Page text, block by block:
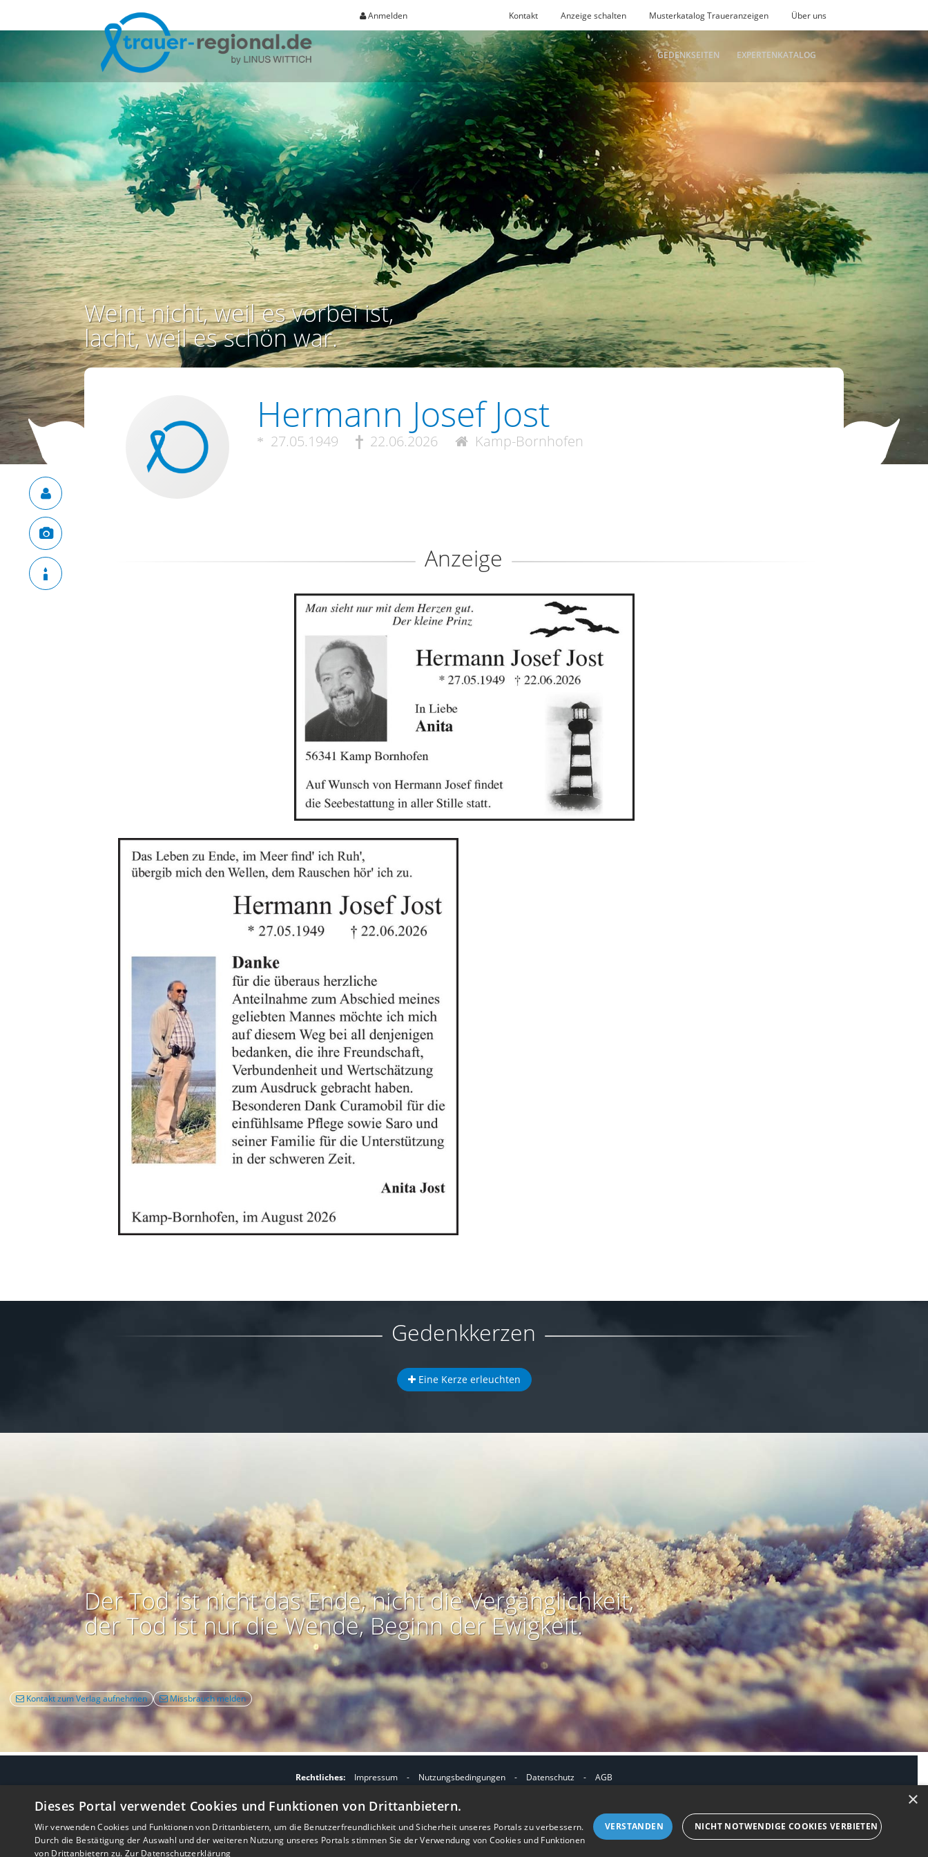
Anmelden Kontakt Anzeige schalten Musterkatalog Traueranzeigen Über uns
GEDENKSEITEN EXPERTENKATALOG
Weint nicht, weil es vorbei ist,
lacht, weil es schön war.
Hermann Josef Jost
27.05.1949 22.06.2026 Kamp-Bornhofen
Anzeige
Gedenkkerzen
Eine Kerze erleuchten
Der Tod ist nicht das Ende, nicht die Vergänglichkeit,
der Tod ist nur die Wende, Beginn der Ewigkeit.
Kontakt zum Verlag aufnehmen Missbrauch melden
Rechtliches: Impressum - Nutzungsbedingungen - Datenschutz -
AGB
m
A
c
Nützliches:
Kontakt - eigenes Gedenkportal erstellen
Vertrag widerrufen
×
Dieses Portal verwendet Cookies und Funktionen von Drittanbietern.
Wir verwenden Cookies und Funktionen von Drittanbietern, um die Benutzerfreundlichkeit und Sicherheit unseres Portals zu verbessern.
Durch die Bestätigung der Auswahl und der weiteren Nutzung unseres Portals stimmen Sie der Verwendung von Cookies und Funktionen
von Drittanbietern zu. Zur Datenschutzerklärung
VERSTANDEN NICHT NOTWENDIGE COOKIES VERBIETEN